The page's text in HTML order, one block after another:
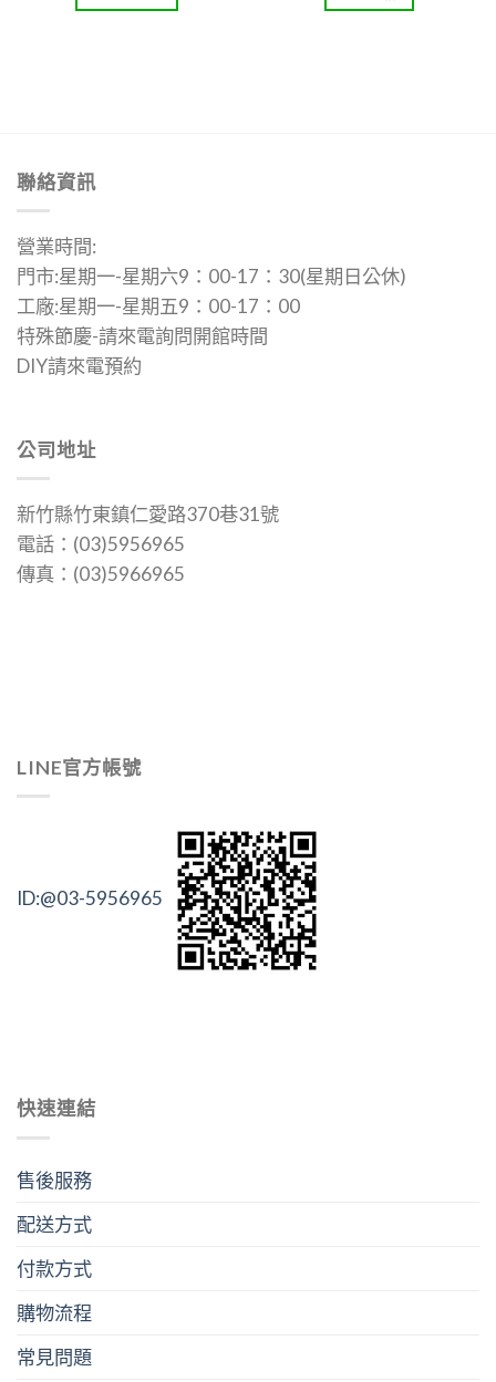
產
聯絡資訊
營業時間:
門市:星期一-星期六9：00-17：30(星期日公休)
工廠:星期一-星期五9：00-17：00
特殊節慶-請來電詢問開館時間
DIY請來電預約
公司地址
新竹縣竹東鎮仁愛路370巷31號
電話：(03)5956965
傳真：(03)5966965
LINE官方帳號
ID:@03-5956965
快速連結
售後服務
配送方式
付款方式
購物流程
常見問題